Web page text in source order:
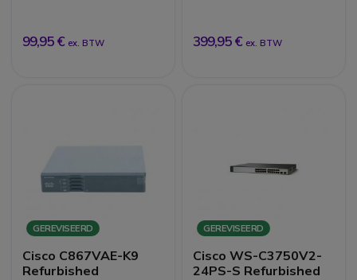
99,95 € ex. BTW 399,95 € ex. BTW
GEREVISEERD
Cisco C867VAE-K9
Refurbished
GEREVISEERD
Cisco WS-C3750V2-
24PS-S Refurbished